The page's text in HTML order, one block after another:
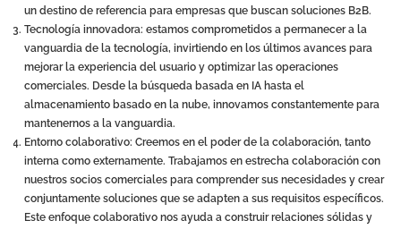
un destino de referencia para empresas que buscan soluciones B2B.
Tecnología innovadora: estamos comprometidos a permanecer a la
vanguardia de la tecnología, invirtiendo en los últimos avances para
mejorar la experiencia del usuario y optimizar las operaciones
comerciales. Desde la búsqueda basada en IA hasta el
almacenamiento basado en la nube, innovamos constantemente para
mantenernos a la vanguardia.
Entorno colaborativo: Creemos en el poder de la colaboración, tanto
interna como externamente. Trabajamos en estrecha colaboración con
nuestros socios comerciales para comprender sus necesidades y crear
conjuntamente soluciones que se adapten a sus requisitos específicos.
Este enfoque colaborativo nos ayuda a construir relaciones sólidas y